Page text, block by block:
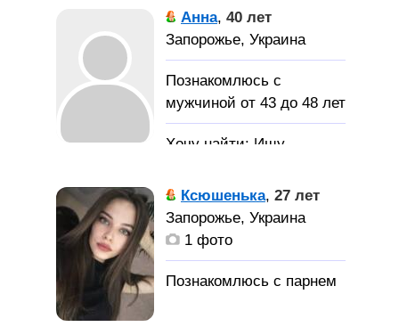
Анна, 40 лет
Запорожье, Украина
Познакомлюсь с
мужчиной от 43 до 48 лет
Ищу
которым нам будет
интересно проводить
вместе время.
поможет определить
Ксюшенька, 27 лет
Запорожье, Украина
1 фото